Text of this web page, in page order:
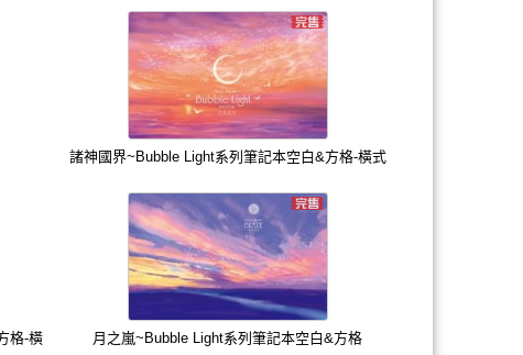
諸神國界~Bubble Light系列筆記本空白&方格-橫式
格-橫 月之嵐~Bubble Light系列筆記本空白&方格